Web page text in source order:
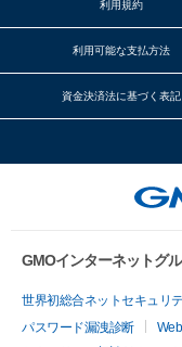
利用規約
利用可能な支払方法
資金決済法に基づく表記
GMOインターネットグ
世界初総合ネットセキュリ
パスワード漏洩診断